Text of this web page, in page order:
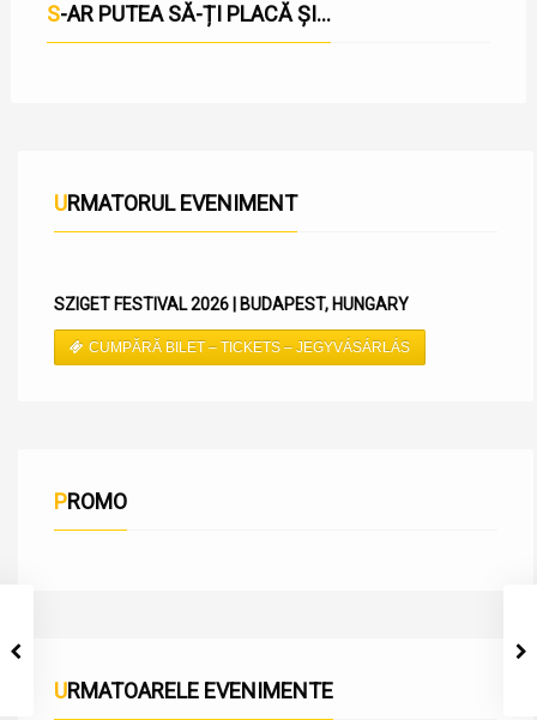
S-AR PUTEA SĂ-ȚI PLACĂ ȘI...
URMATORUL EVENIMENT
SZIGET FESTIVAL 2026 | BUDAPEST, HUNGARY
CUMPĂRĂ BILET – TICKETS – JEGYVÁSÁRLÁS
PROMO
URMATOARELE EVENIMENTE